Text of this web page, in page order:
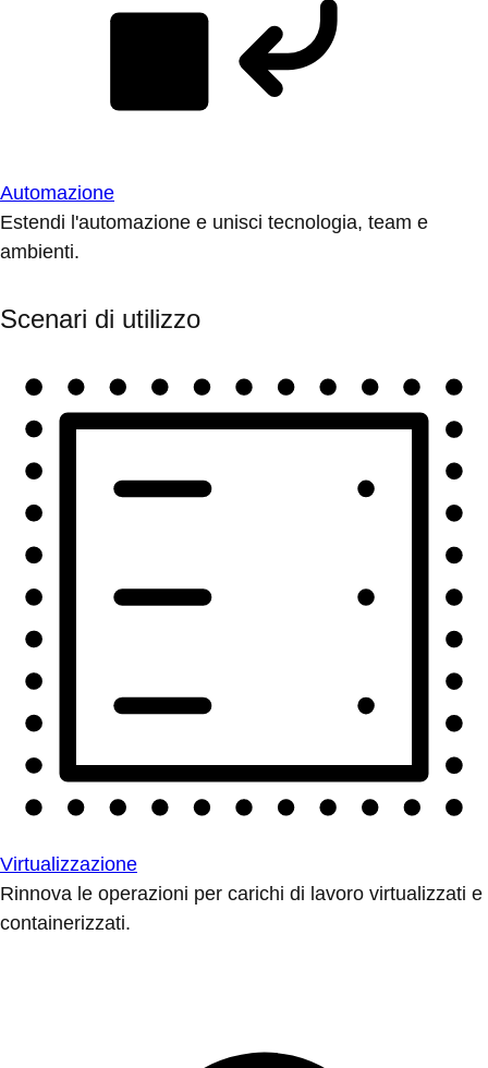
Automazione
Estendi l'automazione e unisci tecnologia, team e
ambienti.
Scenari di utilizzo
Virtualizzazione
Rinnova le operazioni per carichi di lavoro virtualizzati e
containerizzati.